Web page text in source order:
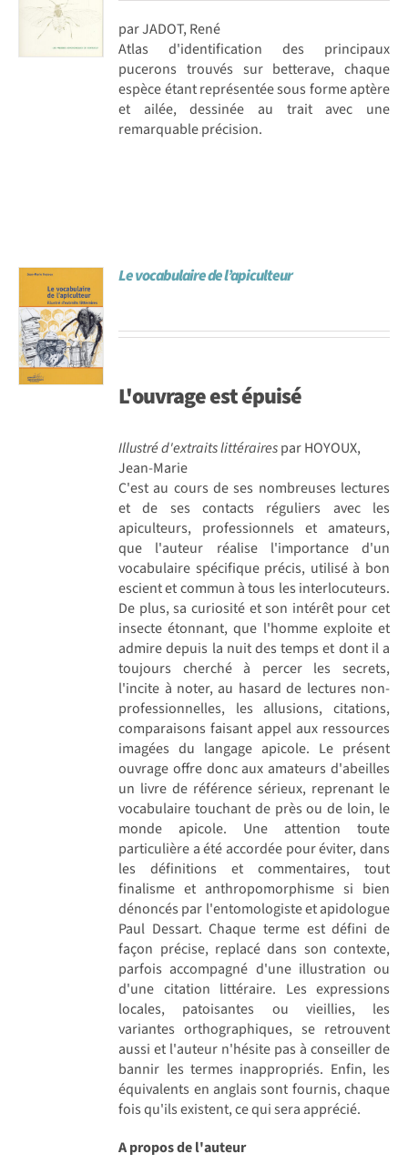
par JADOT, René
Atlas d'identification des principaux
pucerons trouvés sur betterave, chaque
espèce étant représentée sous forme aptère
et ailée, dessinée au trait avec une
remarquable précision.
Le vocabulaire de l’apiculteur
L'ouvrage estépuisé
Illustré d'extraits littérairespar HOYOUX,
Jean-Marie
C'est au cours de ses nombreuses lectures
et de ses contacts réguliers avec les
apiculteurs, professionnels et amateurs,
que l'auteur réalise l'importance d'un
vocabulaire spécifique précis, utilisé à bon
escient et commun à tous les interlocuteurs.
De plus, sa curiosité et son intérêt pour cet
insecte étonnant, que l'homme exploite et
admire depuis la nuit des temps et dont il a
toujours cherché à percer les secrets,
l'incite à noter, au hasard de lectures non-
professionnelles, les allusions, citations,
comparaisons faisant appel aux ressources
imagées du langage apicole. Le présent
ouvrage offre donc aux amateurs d'abeilles
un livre de référence sérieux, reprenant le
vocabulaire touchant de près ou de loin, le
monde apicole. Une attention toute
particulière a été accordée pour éviter, dans
les définitions et commentaires, tout
finalisme et anthropomorphisme si bien
dénoncés par l'entomologiste et apidologue
Paul Dessart. Chaque terme est défini de
façon précise, replacé dans son contexte,
parfois accompagné d'une illustration ou
d'une citation littéraire. Les expressions
locales, patoisantes ou vieillies, les
variantes orthographiques, se retrouvent
aussi et l'auteur n'hésite pas à conseiller de
bannir les termes inappropriés. Enfin, les
équivalents en anglais sont fournis, chaque
fois qu'ils existent, ce qui sera apprécié.
A propos de l'auteur